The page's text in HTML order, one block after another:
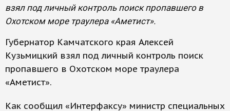
взял под личный контроль поиск пропавшего в
Охотском море траулера «Аметист».
Губернатор Камчатского края Алексей
Кузьмицкий взял под личный контроль поиск
пропавшего в Охотском море траулера
«Аметист».
Как сообщил «Интерфаксу» министр специальных